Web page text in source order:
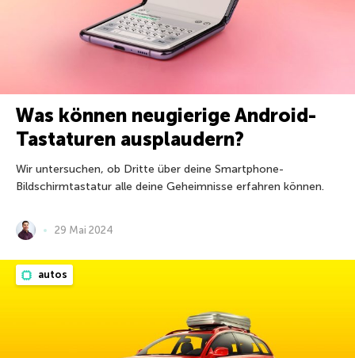
Was können neugierige Android-
Tastaturen ausplaudern?
Wir untersuchen, ob Dritte über deine Smartphone-
Bildschirmtastatur alle deine Geheimnisse erfahren können.
29 Mai 2024
autos